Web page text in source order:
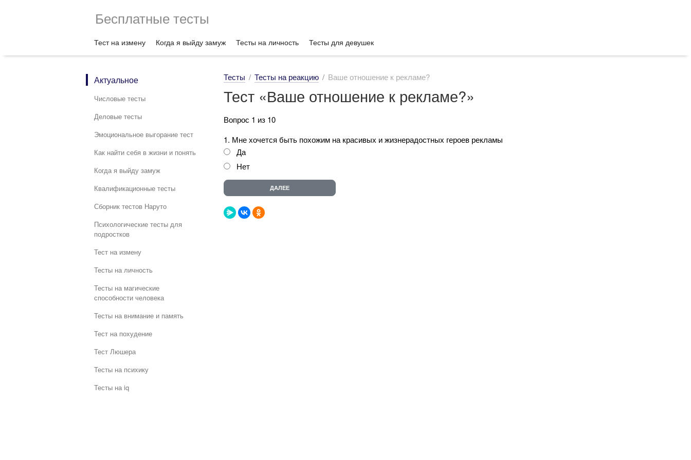
Бесплатные тесты
Тест на измену Когда я выйду замуж Тесты на личность Тесты для девушек
Актуальное
Числовые тесты
Деловые тесты
Эмоциональное выгорание тест
Как найти себя в жизни и понять
Когда я выйду замуж
Квалификационные тесты
Сборник тестов Наруто
Психологические тесты для
подростков
Тест на измену
Тесты на личность
Тесты на магические
способности человека
Тесты на внимание и память
Тест на похудение
Тест Люшера
Тесты на психику
Тесты на iq
Тесты Тесты на реакцию Ваше отношение к рекламе?
Тест «Ваше отношение к рекламе?»
Вопрос 1 из 10
1. Мне хочется быть похожим на красивых и жизнерадостных героев рекламы
Да
Нет